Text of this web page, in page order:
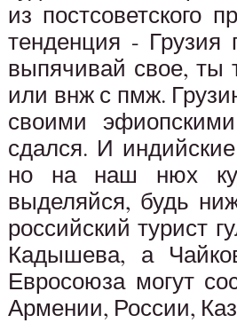
из постсоветского
тенденция - Грузия
выпячивай свое, ты
или внж с пмж.
своими
сдался. И
но на наш нюх
выделяйся, будь
российский турист
Кадышева, а
Евросоюза могут
Армении, России,